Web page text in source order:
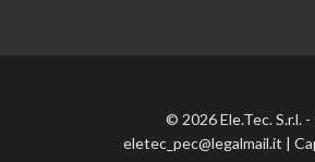
© 2026 Ele.Tec. S.r.l.
eletec_pec@legalmail.it |